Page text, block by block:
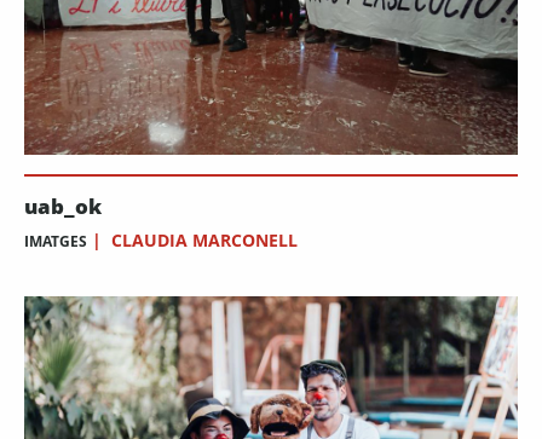
uab_ok
IMATGES | CLAUDIA MARCONELL